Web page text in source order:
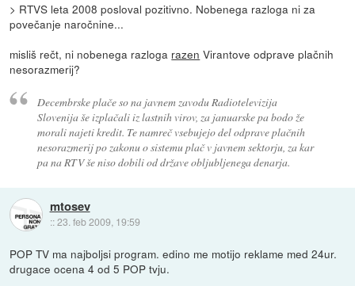
> RTVS leta 2008 posloval pozitivno. Nobenega razloga ni za
povečanje naročnine...
misliš rečt, ni nobenega razloga razen Virantove odprave plačnih
nesorazmerij?
Decembrske plače so na javnem zavodu Radiotelevizija
Slovenija še izplačali iz lastnih virov, za januarske pa bodo že
morali najeti kredit. Te namreč vsebujejo del odprave plačnih
nesorazmerij po zakonu o sistemu plač v javnem sektorju, za kar
pa na RTV še niso dobili od države obljubljenega denarja.
mtosev
::23. feb 2009, 19:59
POP TV ma najboljsi program. edino me motijo reklame med 24ur.
drugace ocena 4 od 5 POP tvju.